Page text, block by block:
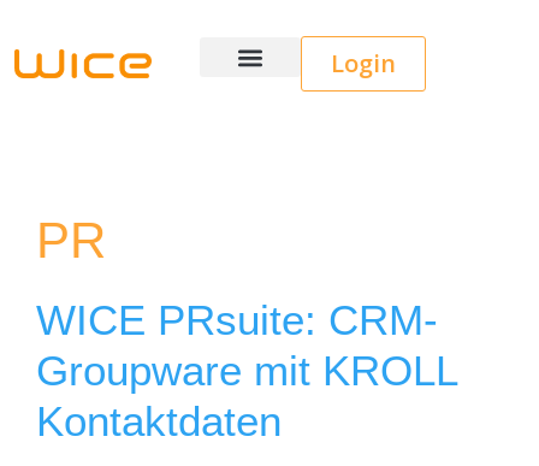
Login
PR
WICE PRsuite: CRM-
Groupware mit KROLL
Kontaktdaten